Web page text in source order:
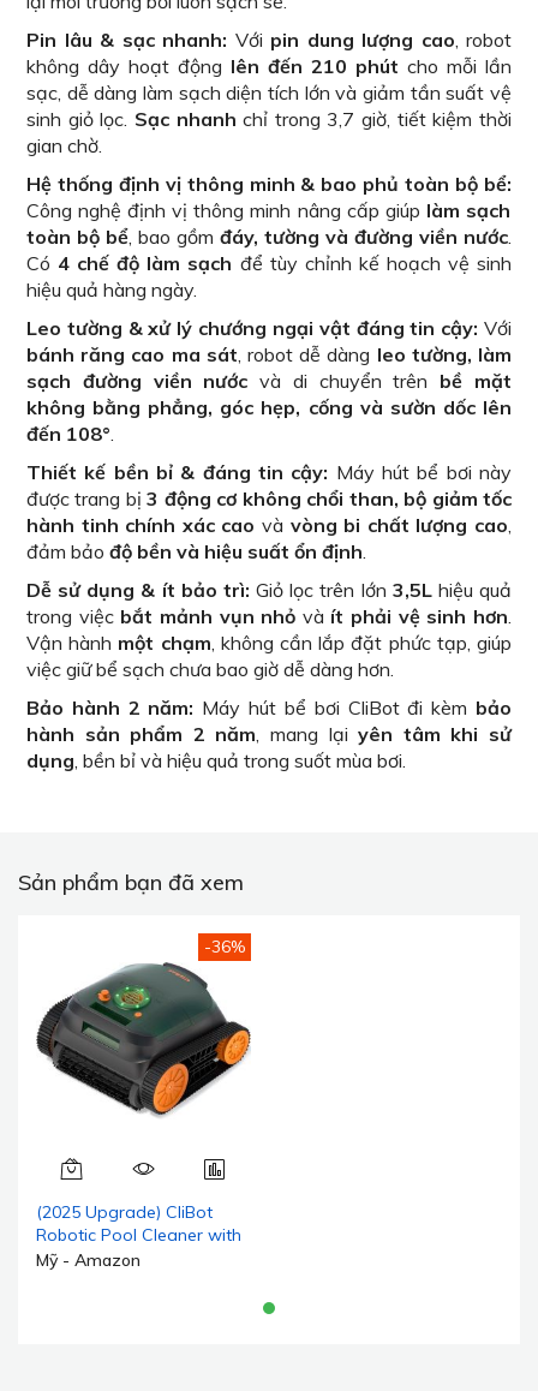
Pin lâu & sạc nhanh: Với pin dung lượng cao , robot
không dây hoạt động lên đến 210 phút cho mỗi lần
sạc, dễ dàng làm sạch diện tích lớn và giảm tần suất vệ
sinh giỏ lọc. Sạc nhanh chỉ trong 3,7 giờ, tiết kiệm thời
gian chờ.
Hệ thống định vị thông minh & bao phủ toàn bộ bể:
Công nghệ định vị thông minh nâng cấp giúp làm sạch
toàn bộ bể , bao gồm đáy, tường và đường viền nước
Có 4 chế độ làm sạch để tùy chỉnh kế hoạch vệ sinh
hiệu quả hàng ngày.
Leo tường & xử lý chướng ngại vật đáng tin cậy: Với
bánh răng cao ma sát , robot dễ dàng leo tường, làm
sạch đường viền nước và di chuyển trên bề mặt
không bằng phẳng, góc hẹp, cống và sườn dốc lên
đến 108°
Thiết kế bền bỉ & đáng tin cậy: Máy hút bể bơi này
được trang bị3 động cơ không chổi than, bộ giảm tốc
hành tinh chính xác cao và vòng bi chất lượng cao
đảm bảo độ bền và hiệu suất ổn định
Dễ sử dụng & ít bảo trì: Giỏ lọc trên lớn 3,5Lhiệu quả
trong việc bắt mảnh vụn nhỏ và ít phải vệ sinh hơn
Vận hành một chạm , không cần lắp đặt phức tạp, giúp
việc giữ bể sạch chưa bao giờ dễ dàng hơn.
Bảo hành 2 năm: Máy hút bể bơi CliBot đi kèm bảo
hành sản phẩm 2 năm , mang lạiyên tâm khi sử
dụng , bền bỉ và hiệu quả trong suốt mùa bơi.
Sản phẩm bạn đã xem
-36%
(2025 Upgrade) CliBot
Robotic Pool Cleaner with
210 Mins Runtime, điều
Mỹ - Amazon